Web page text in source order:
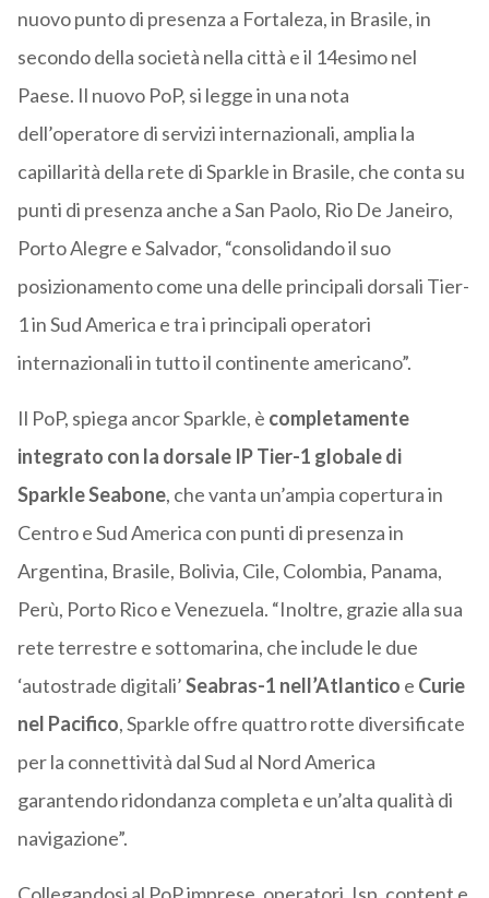
nuovo punto di presenza a Fortaleza, in Brasile, in
secondo della società nella città e il 14esimo nel
Paese. Il nuovo PoP, si legge in una nota
dell’operatore di servizi internazionali, amplia la
capillarità della rete di Sparkle in Brasile, che conta su
punti di presenza anche a San Paolo, Rio De Janeiro,
Porto Alegre e Salvador, “consolidando il suo
posizionamento come una delle principali dorsali Tier-
1 in Sud America e tra i principali operatori
internazionali in tutto il continente americano”.
Il PoP, spiega ancor Sparkle, è completamente
integrato con la dorsale IP Tier-1 globale di
Sparkle Seabone, che vanta un’ampia copertura in
Centro e Sud America con punti di presenza in
Argentina, Brasile, Bolivia, Cile, Colombia, Panama,
Perù, Porto Rico e Venezuela. “Inoltre, grazie alla sua
rete terrestre e sottomarina, che include le due
‘autostrade digitali’Seabras-1 nell’Atlantico e Curie
nel Pacifico, Sparkle offre quattro rotte diversificate
per la connettività dal Sud al Nord America
garantendo ridondanza completa e un’alta qualità di
navigazione”.